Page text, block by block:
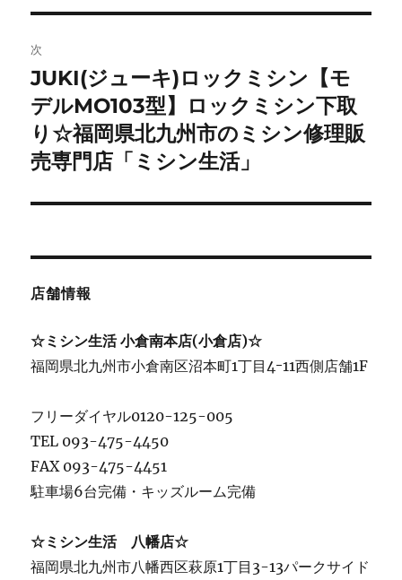
シ
ョ
ン
次
次
の
投
稿:
JUKI(ジューキ)ロックミシン【モ
デルMO103型】ロックミシン下取
り☆福岡県北九州市のミシン修理販
売専門店「ミシン生活」
店舗情報
☆ミシン生活 小倉南本店(小倉店)☆
福岡県北九州市小倉南区沼本町1丁目4ｰ11西側店舗1F
フリーダイヤル0120-125-005
TEL 093-475-4450
FAX 093-475-4451
駐車場6台完備・キッズルーム完備
☆ミシン生活 八幡店☆
福岡県北九州市八幡西区萩原1丁目3-13パークサイド